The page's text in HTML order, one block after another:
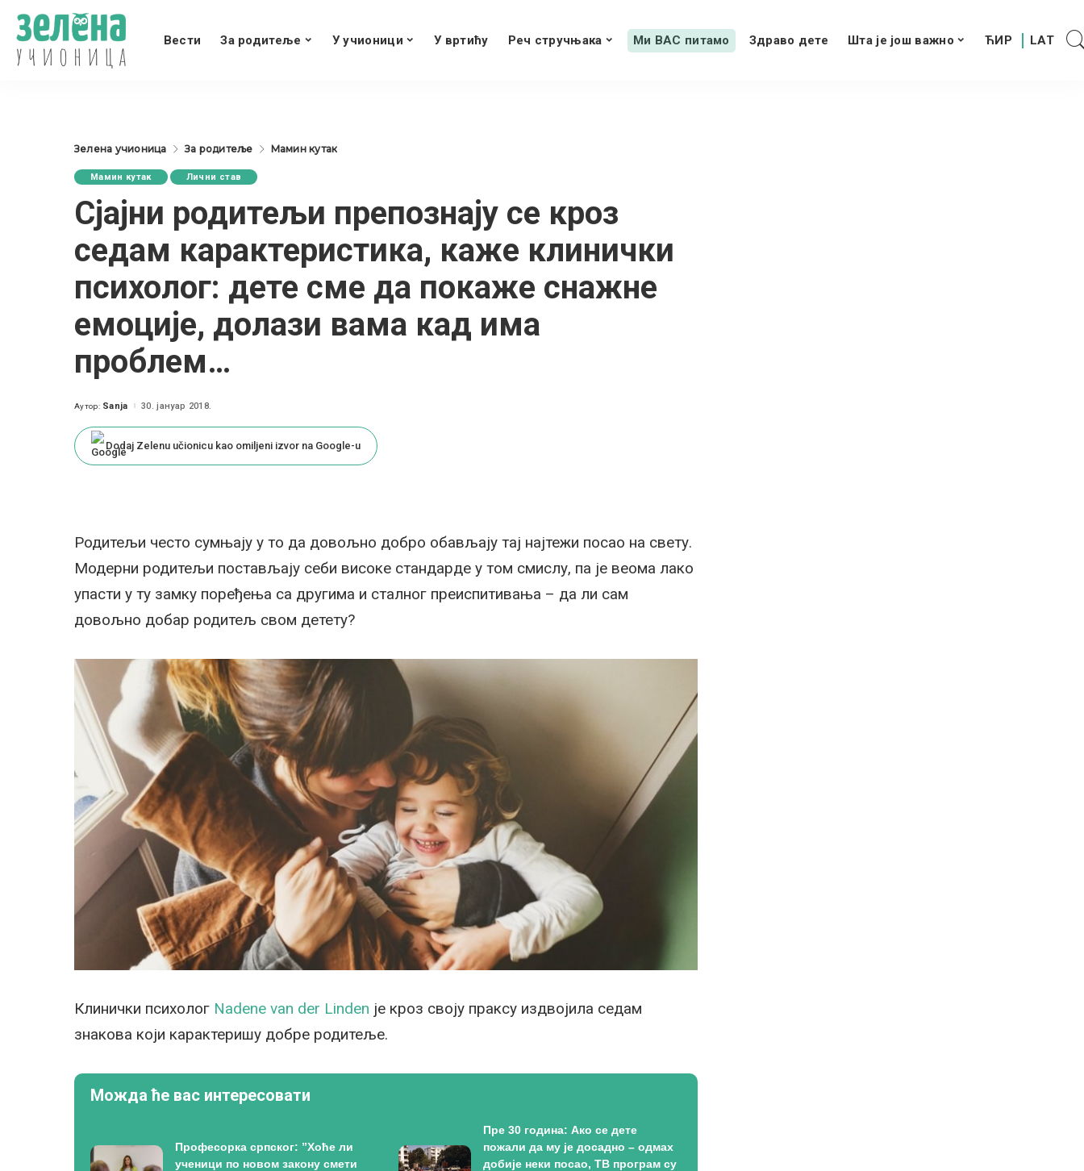
Вести За родитеље У учионици У вртићу Реч стручњака Ми ВАС питамо Здраво дете Шта је још важно
Зелена учионица За родитеље Мамин кутак
Мамин кутак Лични став
Сјајни родитељи препознају се кроз
седам карактеристика, каже клинички
психолог: дете сме да покаже снажне
емоције, долази вама кад има
проблем…
Posted
Аутор: Sanja 30. јануар 2018.
Dodaj Zelenu učionicu kao omiljeni izvor na Google-u
Родитељи често сумњају у то да довољно добро обављају тај најтежи посао на свету.
Модерни родитељи постављају себи високе стандарде у том смислу, па је веома лако
упасти у ту замку поређења са другима и сталног преиспитивања – да ли сам
довољно добар родитељ свом детету?
Клинички психолог Nadene van der Linden је кроз своју праксу издвојила седам
знакова који карактеришу добре родитеље.
Можда ће вас интересовати
Професорка српског: ”Хоће ли
ученици по новом закону смети
Пре 30 година: Ако се дете
пожали да му је досадно – одмах
добије неки посао, ТВ програм су